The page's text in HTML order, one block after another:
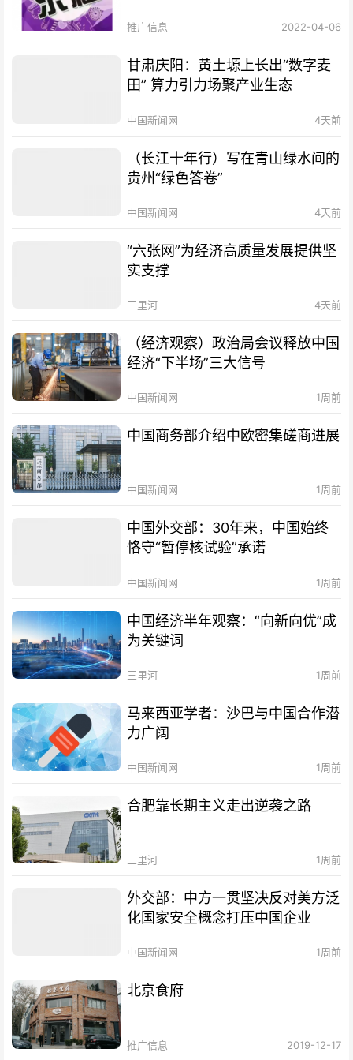
推广信息 2022-04-06
甘肃庆阳：黄土塬上长出“数字麦
田” 算力引力场聚产业生态
中国新闻网 4天前
（长江十年行）写在青山绿水间的
贵州“绿色答卷”
中国新闻网 4天前
“六张网”为经济高质量发展提供坚
实支撑
三里河 4天前
（经济观察）政治局会议释放中国
经济“下半场”三大信号
中国新闻网 1周前
中国商务部介绍中欧密集磋商进展
中国新闻网 1周前
中国外交部：30年来，中国始终
恪守“暂停核试验”承诺
中国新闻网 1周前
中国经济半年观察：“向新向优”成
为关键词
三里河 1周前
马来西亚学者：沙巴与中国合作潜
力广阔
中国新闻网 1周前
合肥靠长期主义走出逆袭之路
三里河 1周前
外交部：中方一贯坚决反对美方泛
化国家安全概念打压中国企业
中国新闻网 1周前
北京食府
推广信息 2019-12-17